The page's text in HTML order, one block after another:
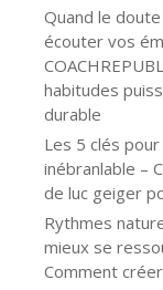
Quand le
écouter vos
habitudes
durable
Les 5 clés
inébranlable –
de luc geiger
Rythmes
mieux se
Comment